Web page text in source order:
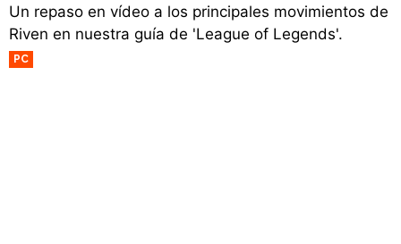
Un repaso en vídeo a los principales movimientos de
Riven en nuestra guía de 'League of Legends'.
PC